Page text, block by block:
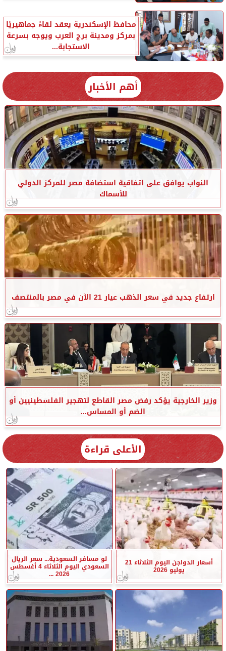
محافظ الإسكندرية يعقد لقاءً جماهيريًا
بمركز ومدينة برج العرب ويوجه بسرعة
الاستجابة...
أهم الأخبار
النواب يوافق على اتفاقية استضافة مصر للمركز الدولي
للأسماك
ارتفاع جديد في سعر الذهب عيار 21 الآن في مصر بالمنتصف
وزير الخارجية يؤكد رفض مصر القاطع لتهجير الفلسطينيين أو
الضم أو المساس...
الأعلى قراءة
أسعار الدواجن اليوم الثلاثاء 21
يوليو 2026
لو مسافر السعودية... سعر الريال
السعودي اليوم الثلاثاء 4 أغسطس
2026 ...